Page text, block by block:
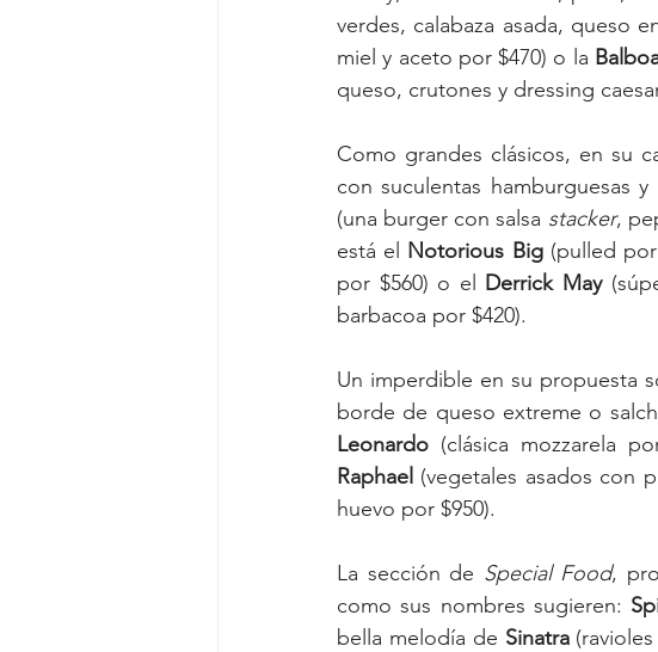
verdes, calabaza asada, queso
miel y aceto por $470) o la
queso, crutones y dressing
Como grandes clásicos, en su
con suculentas hamburguesas
(una burger con salsa stacker,
está el Notorious Big (pulled
por $560) o el Derrick May
barbacoa por $420).
Un imperdible en su propuesta
Leonardo (clásica mozzarela
Raphael (vegetales asados con
huevo por $950).
La sección de Special Food,
como sus nombres sugieren:
bella melodía de Sinatra (ravioles